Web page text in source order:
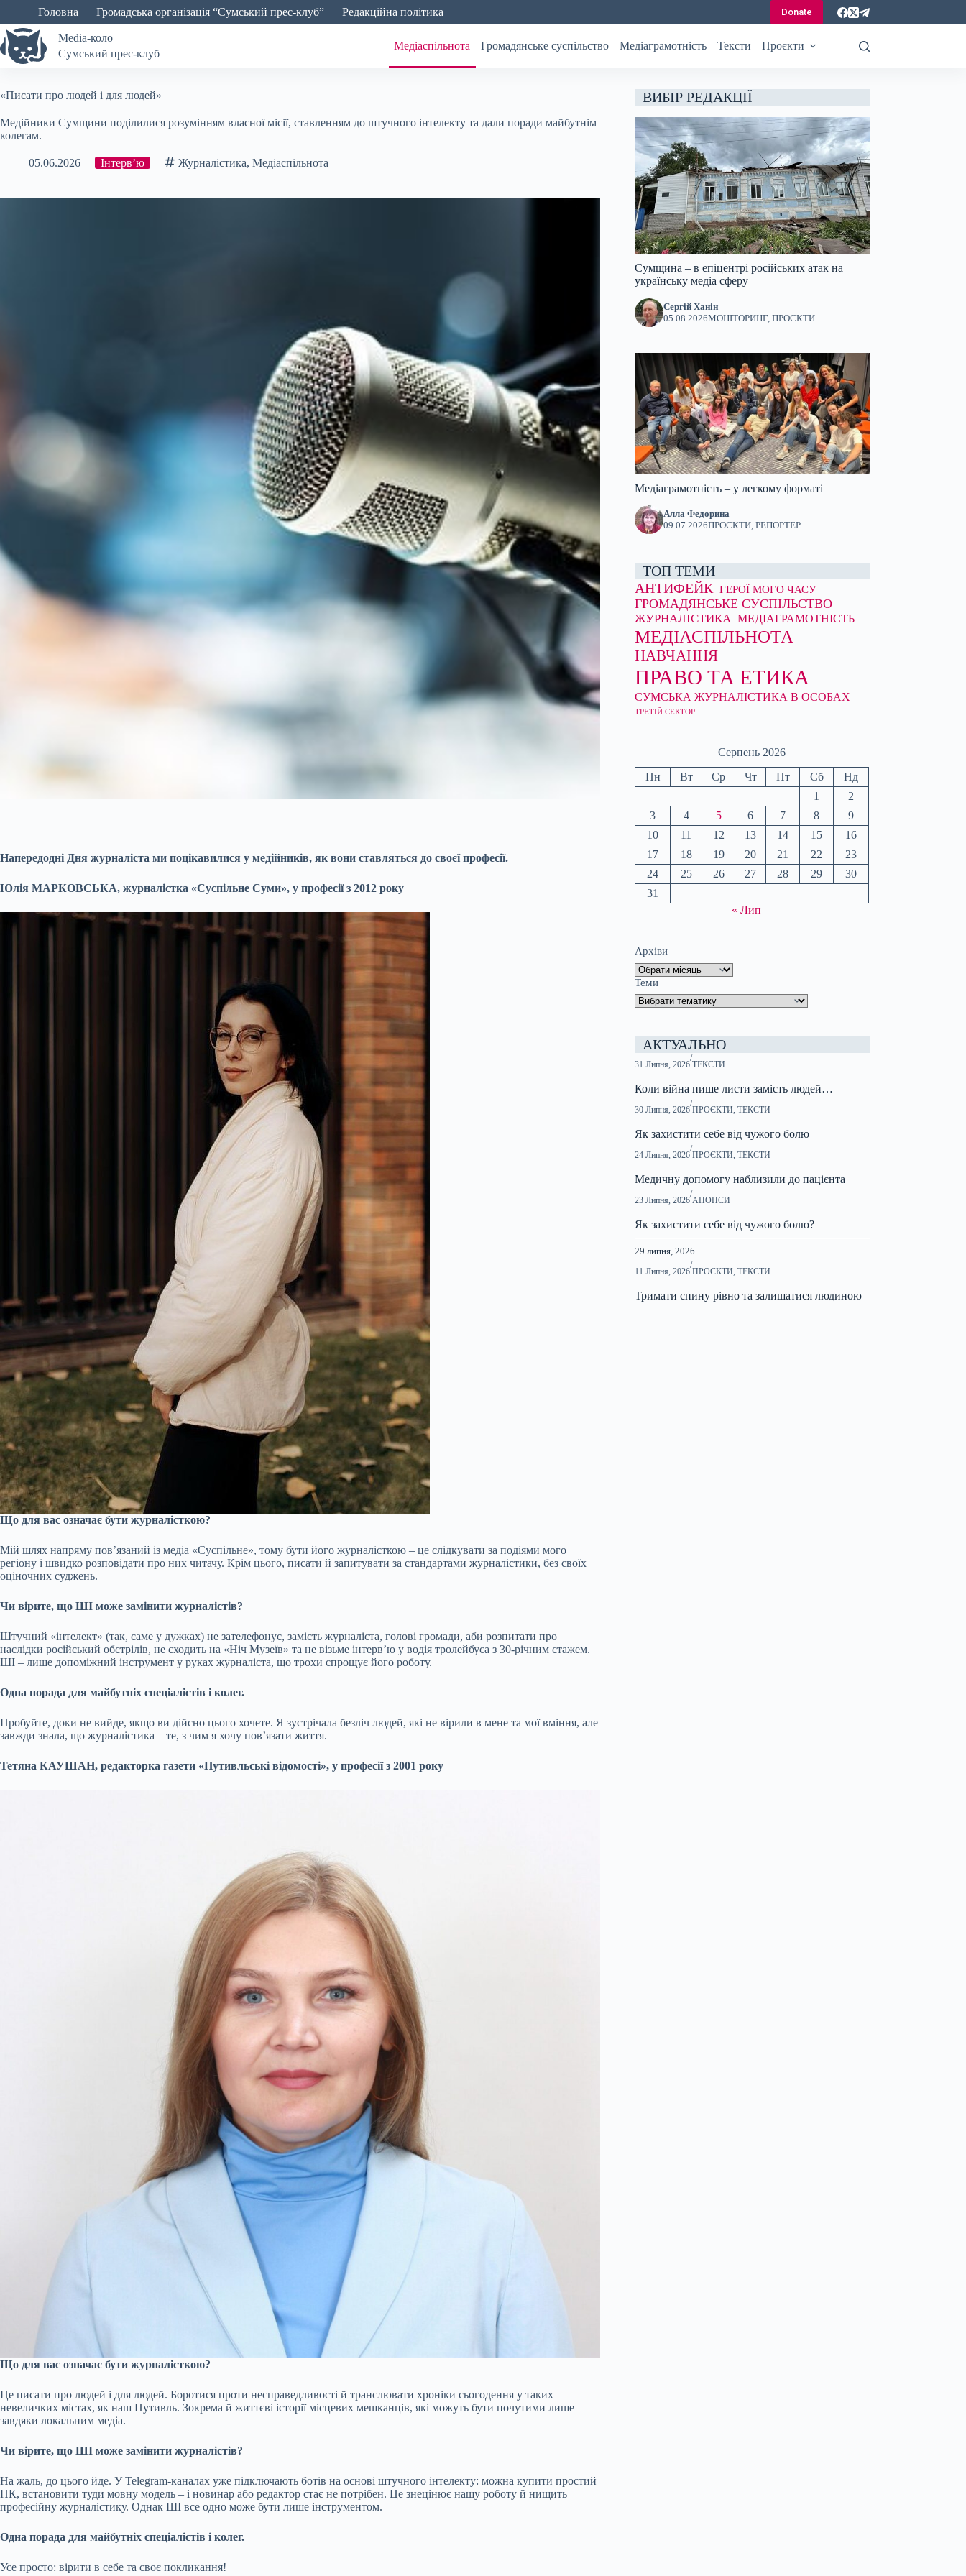
Перейти
вмісту
Головна Громадська організація “Сумський прес-клуб” Редакційна політика Donate
Media-коло
Сумський прес-клуб
Медіаспільнота Громадянське суспільство Медіаграмотність Тексти Проєкти
«Писати про людей і для людей»
Медійники Сумщини поділилися розумінням власної місії, ставленням до штучного інтелекту та дали поради майбутнім
колегам.
05.06.2026 Інтерв’ю Журналістика, Медіаспільнота
Напередодні Дня журналіста ми поцікавилися у медійників, як вони ставляться до своєї професії.
Юлія МАРКОВСЬКА, журналістка «Суспільне Суми», у професії з 2012 року
Що для вас означає бути журналісткою?
Мій шлях напряму пов’язаний із медіа «Суспільне», тому бути його журналісткою – це слідкувати за подіями мого
регіону і швидко розповідати про них читачу. Крім цього, писати й запитувати за стандартами журналістики, без своїх
оціночних суджень.
Чи вірите, що ШІ може замінити журналістів?
Штучний «інтелект» (так, саме у дужках) не зателефонує, замість журналіста, голові громади, аби розпитати про
наслідки російський обстрілів, не сходить на «Ніч Музеїв» та не візьме інтерв’ю у водія тролейбуса з 30-річним стажем.
ШІ – лише допоміжний інструмент у руках журналіста, що трохи спрощує його роботу.
Одна порада для майбутніх спеціалістів і колег.
Пробуйте, доки не вийде, якщо ви дійсно цього хочете. Я зустрічала безліч людей, які не вірили в мене та мої вміння, але
завжди знала, що журналістика – те, з чим я хочу пов’язати життя.
Тетяна КАУШАН, редакторка газети «Путивльські відомості», у професії з 2001 року
Що для вас означає бути журналісткою?
Це писати про людей і для людей. Боротися проти несправедливості й транслювати хроніки сьогодення у таких
невеличких містах, як наш Путивль. Зокрема й життєві історії місцевих мешканців, які можуть бути почутими лише
завдяки локальним медіа.
Чи вірите, що ШІ може замінити журналістів?
На жаль, до цього йде. У Telegram-каналах уже підключають ботів на основі штучного інтелекту: можна купити простий
ПК, встановити туди мовну модель – і новинар або редактор стає не потрібен. Це знецінює нашу роботу й нищить
професійну журналістику. Однак ШІ все одно може бути лише інструментом.
Одна порада для майбутніх спеціалістів і колег.
Усе просто: вірити в себе та своє покликання!
ВИБІР РЕДАКЦІЇ
Сумщина – в епіцентрі російських атак на
українську медіа сферу
Сергій Ханін
05.08.2026МОНІТОРИНГ ,ПРОЄКТИ
Медіаграмотність – у легкому форматі
Алла Федорина
09.07.2026ПРОЄКТИ,РЕПОРТЕР
ТОП ТЕМИ
АНТИФЕЙК ГЕРОЇ МОГО ЧАСУ
ГРОМАДЯНСЬКЕ СУСПІЛЬСТВО
ЖУРНАЛІСТИКА МЕДІАГРАМОТНІСТЬ
МЕДІАСПІЛЬНОТА
НАВЧАННЯ
ПРАВО ТА ЕТИКА
СУМСЬКА ЖУРНАЛІСТИКА В ОСОБАХ
ТРЕТІЙ СЕКТОР
Серпень 2026
Пн Вт Ср Чт Пт Сб
Нд
1
2
3
4 5 6 7 8
9
10
11 12 13 14 15
16
17
18 19 20 21 22
23
24
25 26 27 28 29
30
31
« Лип
Архіви
Теми
АКТУАЛЬНО
31 Липня, 2026
/
ТЕКСТИ
Коли війна пише листи замість людей…
30 Липня, 2026
/
ПРОЄКТИ,ТЕКСТИ
Як захистити себе від чужого болю
24 Липня, 2026
/
ПРОЄКТИ,ТЕКСТИ
Медичну допомогу наблизили до пацієнта
23 Липня, 2026
/
АНОНСИ
Як захистити себе від чужого болю?
29 липня, 2026
11 Липня, 2026
/
ПРОЄКТИ,ТЕКСТИ
Тримати спину рівно та залишатися людиною